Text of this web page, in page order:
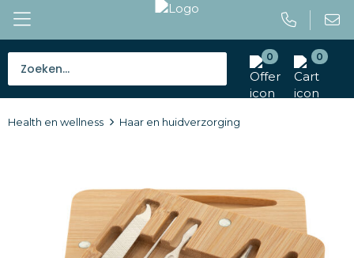
0 0
Tassen
Giveaways
Drinkwaren
Health en wellness Haar en huidverzorging